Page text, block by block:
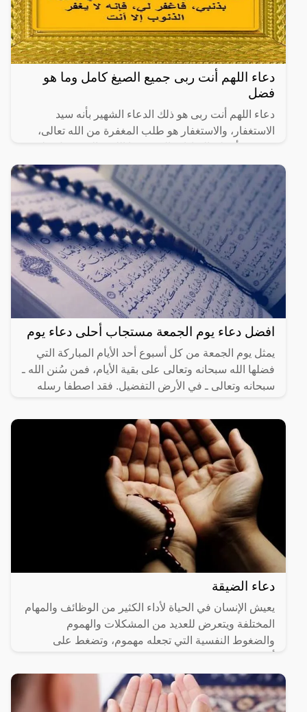
دعاء اللهم أنت ربى جميع الصيغ كامل وما هو
فضل
دعاء اللهم أنت ربى هو ذلك الدعاء الشهير بأنه سيد
الاستغفار، والاستغفار هو طلب المغفرة من الله تعالى،
صدق
افضل دعاء يوم الجمعة مستجاب أحلى دعاء يوم
يمثل يوم الجمعة من كل أسبوع أحد الأيام المباركة التي
فضلها الله سبحانه وتعالى على بقية الأيام، فمن سُنن الله ـ
سبحانه وتعالى ـ في الأرض التفضيل. فقد اصطفا رسله
دعاء الضيقة
يعيش الإنسان في الحياة لأداء الكثير من الوظائف والمهام
المختلفة ويتعرض للعديد من المشكلات والهموم
والضغوط النفسية التي تجعله مهموم، وتضغط على